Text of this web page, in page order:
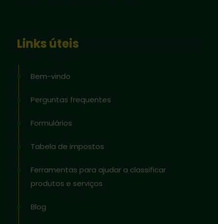
Links úteis
Bem-vindo
Perguntas frequentes
Formulários
Tabela de impostos
Ferramentas para ajudar a classificar
produtos e serviços
Blog